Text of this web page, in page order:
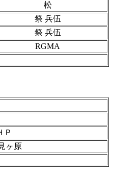
松
祭 兵伍
祭 兵伍
RGMA
Ｐ
ヶ原